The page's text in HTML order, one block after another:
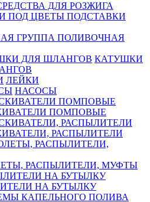
ДЛЯ РОЗЖИГА
ПОДСТАВКИ
ПОЛИВОЧНАЯ
КАТУШКИ
ЛЕЙКИ
НАСОСЫ
ПОМПОВЫЕ
РАСПЫЛИТЕЛИ
РАСПЫЛИТЕЛИ, МУФТЫ
НА БУТЫЛКУ